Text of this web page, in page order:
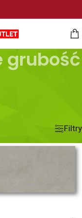
grubość
Filtry